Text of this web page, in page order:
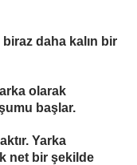
daha kalın bir
olarak
başlar.
Yarka
net bir şekilde